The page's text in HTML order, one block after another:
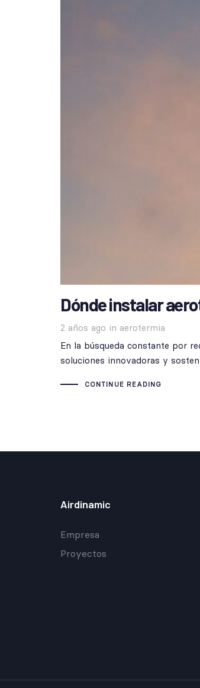
Dónde instalar
2 años ago in
Tags
aerotermia
En la búsqueda constante por
soluciones innovadoras y
CONTINUE READING
Airdinamic
Empresa
Proyectos